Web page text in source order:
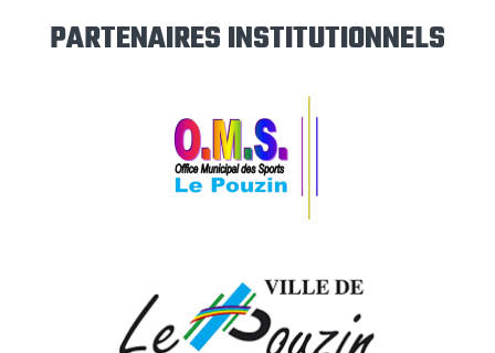
PARTENAIRES INSTITUTIONNELS